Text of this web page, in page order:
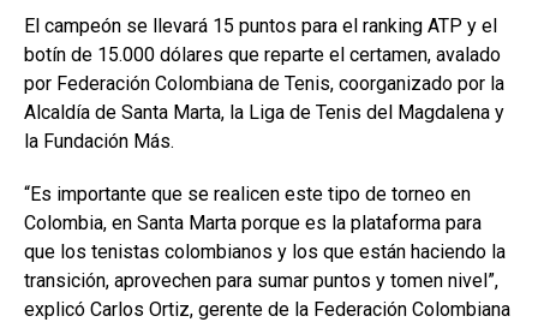
El campeón se llevará 15 puntos para el ranking ATP y el
botín de 15.000 dólares que reparte el certamen, avalado
por Federación Colombiana de Tenis, coorganizado por la
Alcaldía de Santa Marta, la Liga de Tenis del Magdalena y
la Fundación Más.
“Es importante que se realicen este tipo de torneo en
Colombia, en Santa Marta porque es la plataforma para
que los tenistas colombianos y los que están haciendo la
transición, aprovechen para sumar puntos y tomen nivel”,
explicó Carlos Ortiz, gerente de la Federación Colombiana